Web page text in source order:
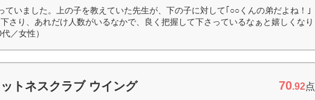
ていました。上の子を教えていた先生が、下の子に対して｢○○くんの弟だよね！｣
さり、あれだけ人数がいるなかで、良く把握して下さっているなぁと嬉しくなり
／女性）
トネスクラブ ウイング 70.92点